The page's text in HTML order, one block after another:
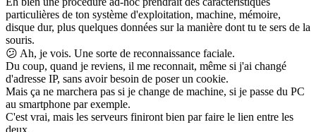
particulières de ton système d'exploitation, machine, mémoire,
disque dur, plus quelques données sur la manière dont tu te sers de la
souris.
😕 Ah, je vois. Une sorte de reconnaissance faciale.
Du coup, quand je reviens, il me reconnait, même si j'ai changé
d'adresse IP, sans avoir besoin de poser un cookie.
Mais ça ne marchera pas si je change de machine, si je passe du PC
au smartphone par exemple.
C'est vrai, mais les serveurs finiront bien par faire le lien entre les
deux.